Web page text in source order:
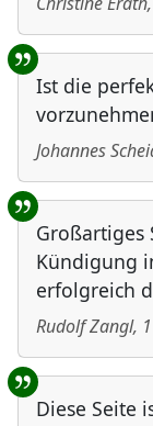
Ist die
Johannes
Großartiges
Kündigung
erfolgreich
Rudolf Zangl,
Diese Seite